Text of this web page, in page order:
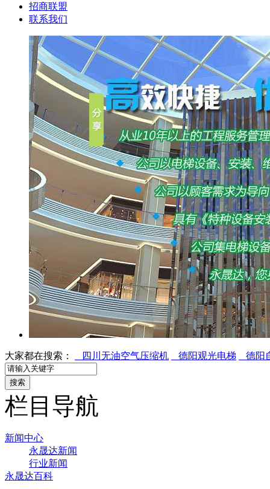
招商联盟
联系我们
大家都在搜索： 四川无油空气压缩机 德阳观光电梯 德阳
栏目导航
新闻中心
永晟达新闻
行业新闻
永晟达百科